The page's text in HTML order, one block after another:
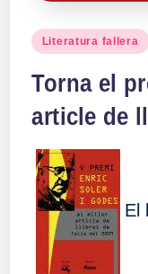
Publicado
Literatura fallera
Torna el
article de
El